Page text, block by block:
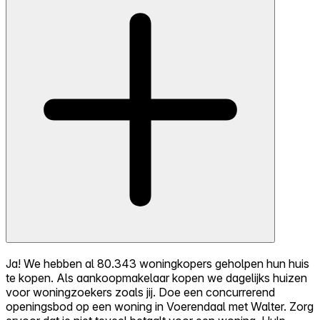
Ja! We hebben al 80.343 woningkopers geholpen hun huis
te kopen. Als aankoopmakelaar kopen we dagelijks huizen
voor woningzoekers zoals jij. Doe een concurrerend
openingsbod op een woning in Voerendaal met Walter. Zorg